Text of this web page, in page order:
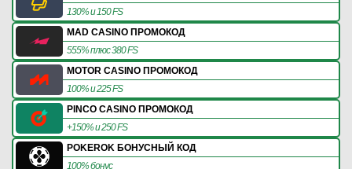
130% и 150 FS
MAD CASINO ПРОМОКОД
555% плюс 380 FS
MOTOR CASINO ПРОМОКОД
100% и 225 FS
PINCO CASINO ПРОМОКОД
+150% и 250 FS
POKEROK БОНУСНЫЙ КОД
100% бонус